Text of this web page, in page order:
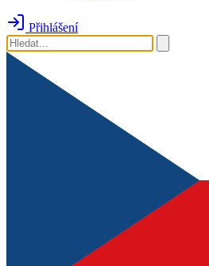
Přihlášení